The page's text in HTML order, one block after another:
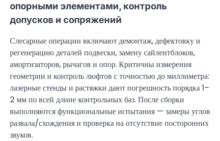
опорными элементами, контроль
допусков и сопряжений
Слесарные операции включают демонтаж, дефектовку и
регенерацию деталей подвески, замену сайлентблоков,
амортизаторов, рычагов и опор. Критичны измерения
геометрии и контроль люфтов с точностью до миллиметра:
лазерные стенды и растяжки дают погрешность порядка 1–
2 мм по всей длине контрольных баз. После сборки
выполняются функциональные испытания — замеры углов
развала/схождения и проверка на отсутствие посторонних
звуков.